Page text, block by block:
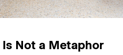
Not a Metaphor